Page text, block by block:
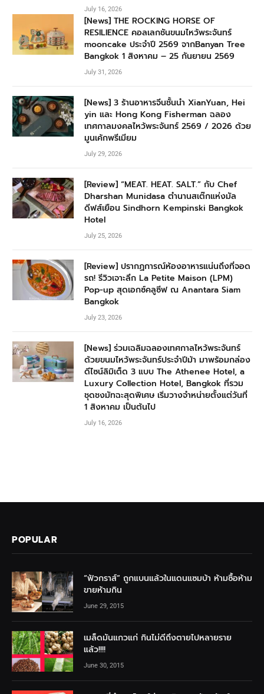
July 16, 2026
[News] THE ROCKING HORSE OF
RESILIENCE คอลเลกชันขนมไหว้พระจันทร์
mooncake ประจำปี 2569 จากBanyan Tree
Bangkok 1 สิงหาคม – 25 กันยายน 2569
July 31, 2026
[News] 3 ร้านอาหารจีนชั้นนำ XianYuan, Hei
yin และ Hong Kong Fisherman ฉลอง
เทศกาลมงคลไหว้พระจันทร์ 2569 / 2026 ด้วย
มูนเค้กพรีเมียม
July 29, 2026
[Review] “MEAT. HEAT. SALT.” กับ Chef
Dharshan Munidasa ตำนานสเต๊กแห่งมัล
ดีฟส์เยือน Sindhorn Kempinski Bangkok
Hotel
July 25, 2026
[Review] ปรากฏการณ์ห้องอาหารแน่นถึงที่จอด
รถ! รีวิวเจาะลึก La Petite Maison (LPM)
Pop-up สุดเอกซ์คลูซีฟ ณ Anantara Siam
Bangkok
July 23, 2026
[News] ร่วมเฉลิมฉลองเทศกาลไหว้พระจันทร์
ด้วยขนมไหว้พระจันทร์ประจำปีม้า มาพร้อมกล่อง
ดีไซน์ลิมิเต็ด 3 แบบ The Athenee Hotel, a
Luxury Collection Hotel, Bangkok ที่รวม
ชุดชงมัทฉะสุดพิเศษ เริ่มวางจำหน่ายตั้งแต่วันที่
1 สิงหาคม เป็นต้นไป
July 16, 2026
POPULAR
“ฟัวกราส์” ถูกแบนแล้วในแดนแซมบ้า ห้ามซื้อห้าม
ขายห้ามกิน
June 29, 2015
เมล็ดมันแกวแก่ กินไม่ดีถึงตายไปหลายราย
แล้ว!!!!
June 30, 2015